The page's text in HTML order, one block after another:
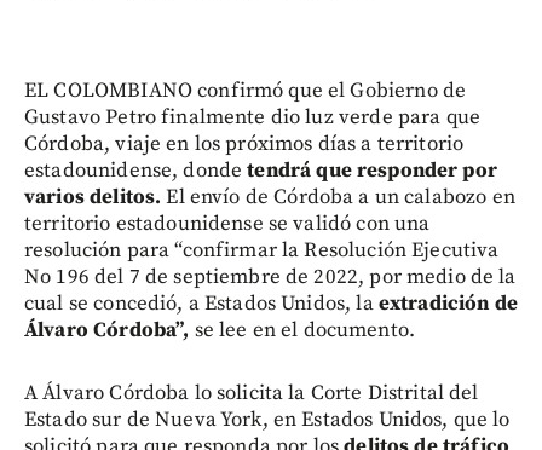
EL COLOMBIANO confirmó que el Gobierno de
Gustavo Petro finalmente dio luz verde para que
Córdoba, viaje en los próximos días a territorio
estadounidense, donde tendrá que responder por
varios delitos. El envío de Córdoba a un calabozo en
territorio estadounidense se validó con una
resolución para “confirmar la Resolución Ejecutiva
No 196 del 7 de septiembre de 2022, por medio de la
cual se concedió, a Estados Unidos, laextradición de
Álvaro Córdoba”, se lee en el documento.
A Álvaro Córdoba lo solicita la Corte Distrital del
Estado sur de Nueva York, en Estados Unidos, que lo